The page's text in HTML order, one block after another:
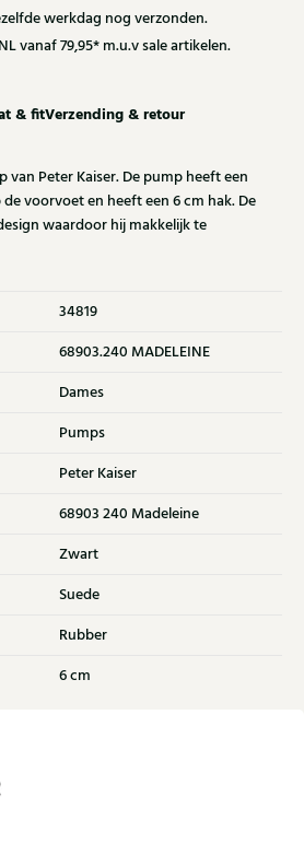
werkdag nog verzonden.
vanaf 79,95* m.u.v sale artikelen.
& fitVerzending & retour
van Peter Kaiser. De pump heeft een
voorvoet en heeft een 6 cm hak. De
waardoor hij makkelijk te
34819
68903.240 MADELEINE
Dames
Pumps
Peter Kaiser
68903 240 Madeleine
Zwart
Suede
Rubber
6 cm